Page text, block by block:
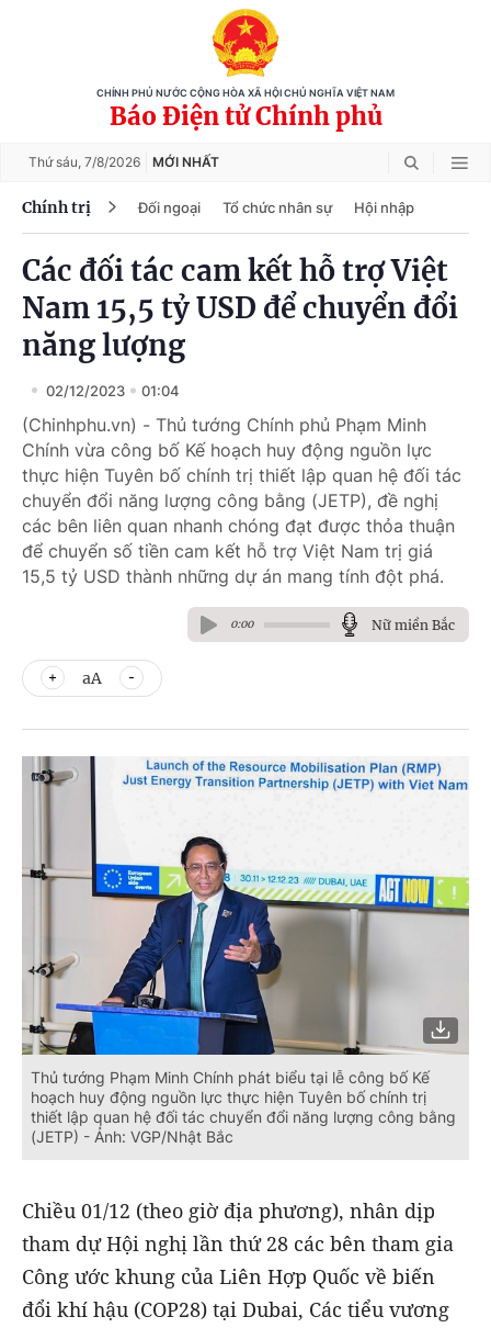
CHÍNH PHỦ NƯỚC CỘNG HÒA XÃ HỘI CHỦ NGHĨA VIỆT NAM
Báo Điện tử Chính phủ
Thứ sáu, 7/8/2026 MỚI NHẤT
Chính trị Đối ngoại Tổ chức nhân sự Hội nhập
Các đối tác cam kết hỗ trợ Việt
Nam 15,5 tỷ USD để chuyển đổi
năng lượng
02/12/2023 01:04
(Chinhphu.vn) - Thủ tướng Chính phủ Phạm Minh
Chính vừa công bố Kế hoạch huy động nguồn lực
thực hiện Tuyên bố chính trị thiết lập quan hệ đối tác
chuyển đổi năng lượng công bằng (JETP), đề nghị
các bên liên quan nhanh chóng đạt được thỏa thuận
để chuyển số tiền cam kết hỗ trợ Việt Nam trị giá
15,5 tỷ USD thành những dự án mang tính đột phá.
0:00 Nữ miền Bắc
aA
Thủ tướng Phạm Minh Chính phát biểu tại lễ công bố Kế
hoạch huy động nguồn lực thực hiện Tuyên bố chính trị
thiết lập quan hệ đối tác chuyển đổi năng lượng công bằng
(JETP) - Ảnh: VGP/Nhật Bắc
Chiều 01/12 (theo giờ địa phương), nhân dịp
tham dự Hội nghị lần thứ 28 các bên tham gia
Công ước khung của Liên Hợp Quốc về biến
đổi khí hậu (COP28) tại Dubai, Các tiểu vương